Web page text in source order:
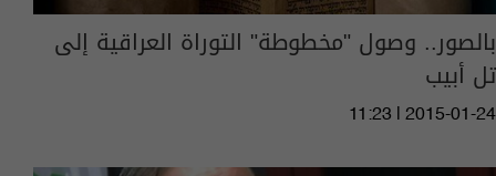
بالصور.. وصول "مخطوطة" التوراة العراقية إلى
تل أبيب
11:23 | 2015-01-24